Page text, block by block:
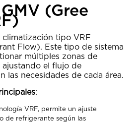
(Gree
climatización tipo VRF
Flow). Este tipo de sistema
múltiples zonas de
ajustando el flujo de
las necesidades de cada área.
:
VRF, permite un ajuste
de refrigerante según las